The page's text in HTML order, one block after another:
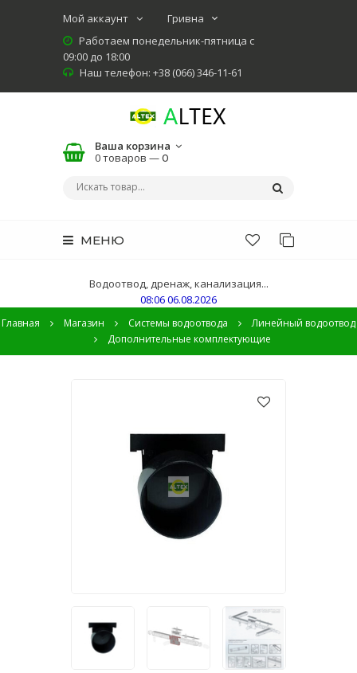
Мой аккаунт
Работаем понедельник-пятница с
09:00 до 18:00
Наш телефон: +38 (066) 346-11-61
Ваша корзина
0 товаров —0
МЕНЮ
Водоотвод, дренаж, канализация...
08:06 06.08.2026
Главная Магазин Системы водоотвода
Линейный водоотвод
Дополнительные комплектующие